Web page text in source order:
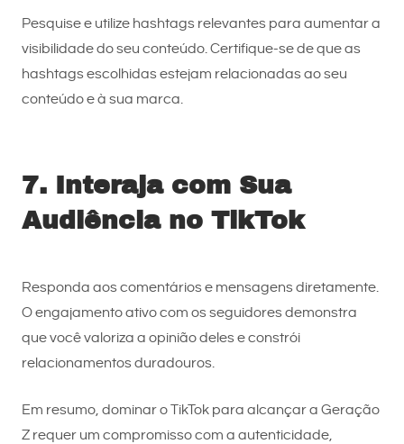
Pesquise e utilize hashtags relevantes para aumentar a
visibilidade do seu conteúdo. Certifique-se de que as
hashtags escolhidas estejam relacionadas ao seu
conteúdo e à sua marca.
7. Interaja com Sua
Audiência no TikTok
Responda aos comentários e mensagens diretamente.
O engajamento ativo com os seguidores demonstra
que você valoriza a opinião deles e constrói
relacionamentos duradouros.
Em resumo, dominar o TikTok para alcançar a Geração
Z requer um compromisso com a autenticidade,